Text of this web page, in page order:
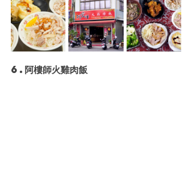
6.阿樓師火雞肉飯